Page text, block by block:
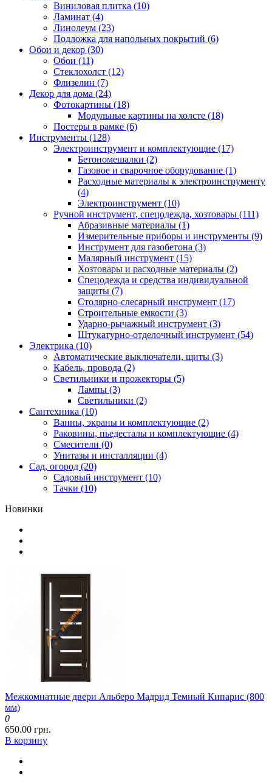
Виниловая плитка (10)
Ламинат (4)
Линолеум (23)
Подложка для напольных покрытий (6)
Обои и декор (30)
Обои (11)
Стеклохолст (12)
Флизелин (7)
Декор для дома (24)
Фотокартины (18)
Модульные картины на холсте (18)
Постеры в рамке (6)
Инструменты (128)
Электроинструмент и комплектующие (17)
Бетономешалки (2)
Газовое и сварочное оборудование (1)
Расходные материалы к электроинструменту
(4)
Электроинструмент (10)
Ручной инструмент, спецодежда, хозтовары (111)
Абразивные материалы (1)
Измерительные приборы и инструменты (9)
Инструмент для газобетона (3)
Малярный инструмент (15)
Хозтовары и расходные материалы (2)
Спецодежда и средства индивидуальной
защиты (7)
Столярно-слесарный инструмент (17)
Строительные емкости (3)
Ударно-рычажный инструмент (3)
Штукатурно-отделочный инструмент (54)
Электрика (10)
Автоматические выключатели, щиты (3)
Кабель, провода (2)
Светильники и прожекторы (5)
Лампы (3)
Светильники (2)
Сантехника (10)
Ванны, экраны и комплектующие (2)
Раковины, пьедесталы и комплектующие (4)
Смесители (0)
Унитазы и инсталляции (4)
Сад, огород (20)
Садовый инструмент (10)
Тачки (10)
Новинки
Межкомнатные двери Альберо Мадрид Темный Кипарис (800
мм)
0
650.00 грн.
В корзину